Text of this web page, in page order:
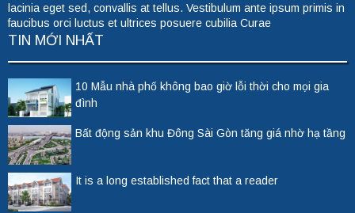
lacinia eget sed, convallis at tellus. Vestibulum ante ipsum primis in
faucibus orci luctus et ultrices posuere cubilia Curae
TIN MỚI NHẤT
10 Mẫu nhà phố không bao giờ lỗi thời cho mọi gia
đình
Bất động sản khu Đông Sài Gòn tăng giá nhờ hạ tầng
It is a long established fact that a reader